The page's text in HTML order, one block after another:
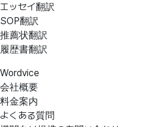
エッセイ翻訳
SOP翻訳
推薦状翻訳
履歴書翻訳
Wordvice
会社概要
料金案内
よくある質問